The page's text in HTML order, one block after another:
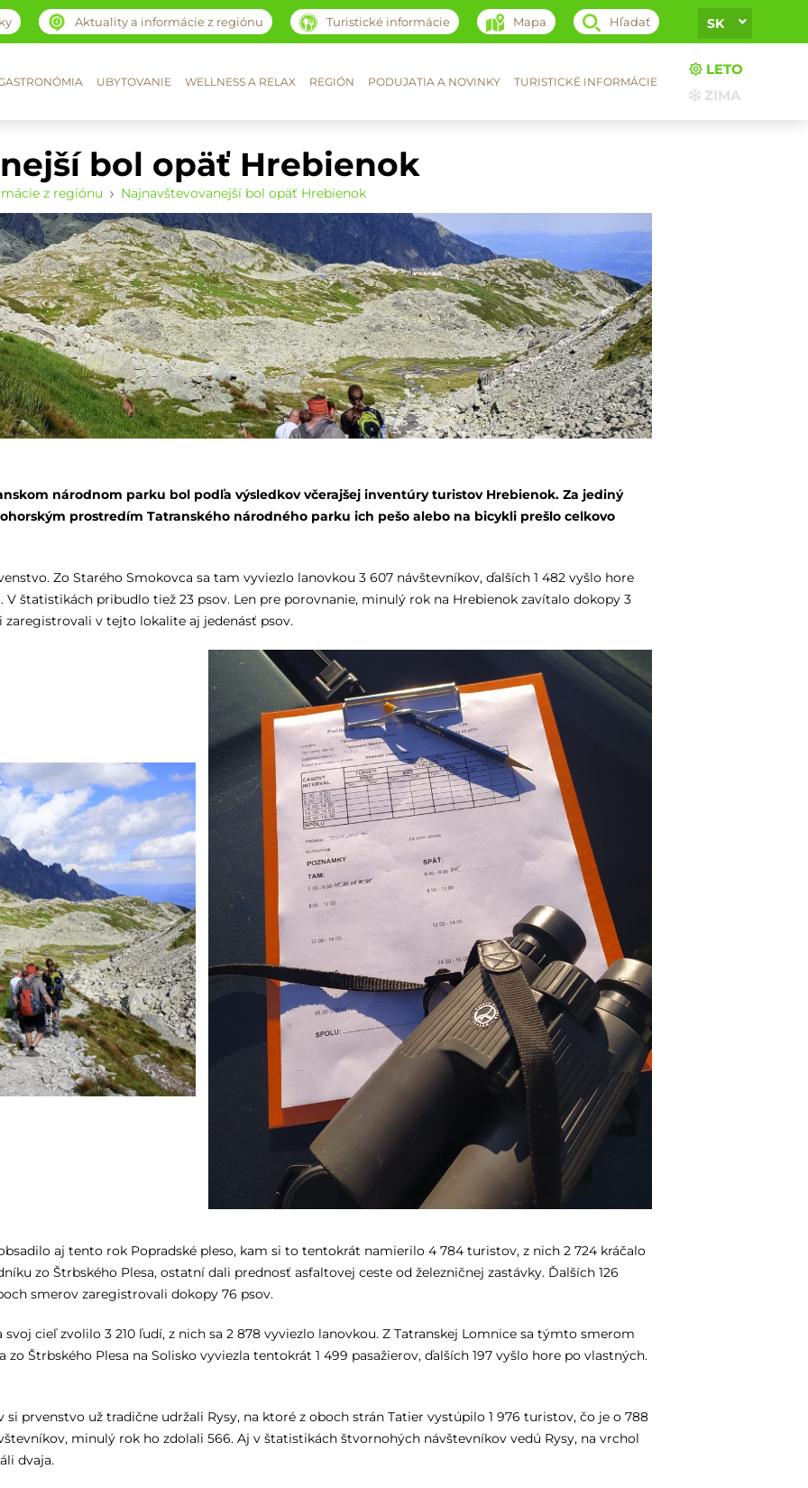
Aktuality a informácie z regiónu Turistické informácie Mapa Hľadať SK
UBYTOVANIE WELLNESS A RELAX REGIÓN PODUJATIA A NOVINKY TURISTICKÉ INFORMÁCIE
LETO
ZIMA
bol opäť Hrebienok
z regiónu Najnavštevovanejší bol opäť Hrebienok
národnom parku bol podľa výsledkov včerajšej inventúry turistov Hrebienok. Za jediný
prostredím Tatranského národného parku ich pešo alebo na bicykli prešlo celkovo
Zo Starého Smokovca sa tam vyviezlo lanovkou 3 607 návštevníkov, ďalších 1 482 vyšlo hore
štatistikách pribudlo tiež 23 psov. Len pre porovnanie, minulý rok na Hrebienok zavítalo dokopy 3
v tejto lokalite aj jedenásť psov.
aj tento rok Popradské pleso, kam si to tentokrát namierilo 4 784 turistov, z nich 2 724 kráčalo
zo Štrbského Plesa, ostatní dali prednosť asfaltovej ceste od železničnej zastávky. Ďalších 126
smerov zaregistrovali dokopy 76 psov.
cieľ zvolilo 3 210 ľudí, z nich sa 2 878 vyviezlo lanovkou. Z Tatranskej Lomnice sa týmto smerom
zo Štrbského Plesa na Solisko vyviezla tentokrát 1 499 pasažierov, ďalších 197 vyšlo hore po vlastných.
prvenstvo už tradične udržali Rysy, na ktoré z oboch strán Tatier vystúpilo 1 976 turistov, čo je o 788
minulý rok ho zdolali 566. Aj v štatistikách štvornohých návštevníkov vedú Rysy, na vrchol
dvaja.